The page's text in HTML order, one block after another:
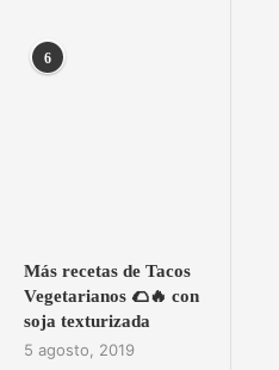
6
Más recetas de Tacos
Vegetarianos 🌮🔥 con
soja texturizada
5 agosto, 2019